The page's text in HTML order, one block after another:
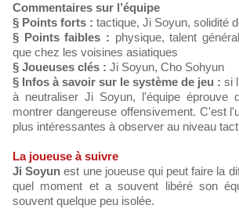
Commentaires sur l’équipe
§ Points forts : tactique, Ji Soyun, solidité
§ Points faibles : physique, talent
que chez les voisines asiatiques
§ Joueuses clés : Ji Soyun, Cho Sohyun
§ Infos à savoir sur le système de jeu : si
à neutraliser Ji Soyun, l'équipe éprouve
montrer dangereuse offensivement. C'est
plus intéressantes à observer au niveau
La joueuse à suivre
Ji Soyun est une joueuse qui peut faire la
quel moment et a souvent libéré son
souvent quelque peu isolée.